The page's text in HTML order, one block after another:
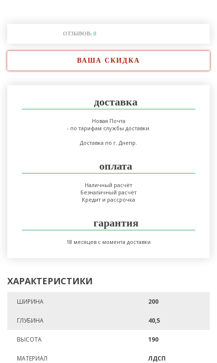
ОТЗЫВОВ: 0
ВАША СКИДКА
доставка
Новая Почта
- по тарифам службы доставки.
Доставка по г. Днепр.
оплата
Наличный расчёт
Безналичный расчёт
Кредит и рассрочка
гарантия
18 месяцев с момента доставки
ХАРАКТЕРИСТИКИ
ШИРИНА 200
ГЛУБИНА 40,5
ВЫСОТА 190
МАТЕРИАЛ ЛДСП